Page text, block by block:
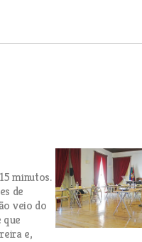
minutos.
de
veio do
que
e,